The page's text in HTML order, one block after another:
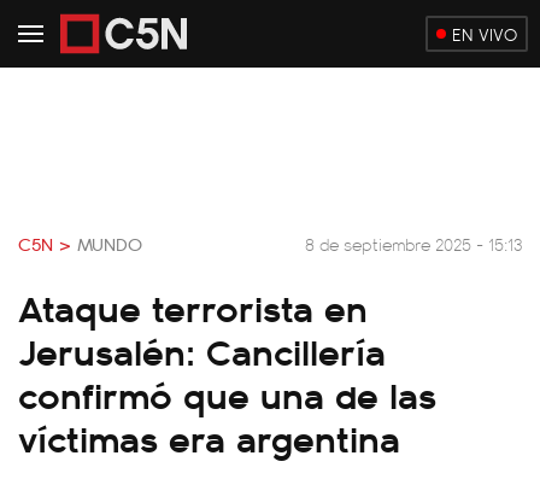
EN VIVO
C5N > MUNDO 8 de septiembre 2025 - 15:13
Ataque terrorista en
Jerusalén: Cancillería
confirmó que una de las
víctimas era argentina